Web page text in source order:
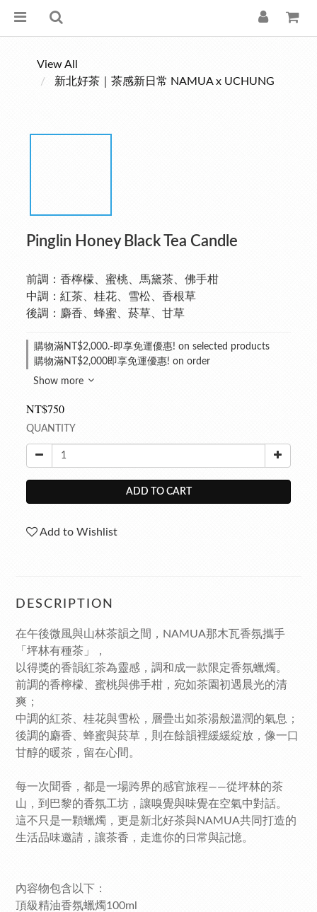
View All
新北好茶｜茶感新日常 NAMUA x UCHUNG
Pinglin Honey Black Tea Candle
前調：香檸檬、蜜桃、馬黛茶、佛手柑
中調：紅茶、桂花、雪松、香根草
後調：麝香、蜂蜜、菸草、甘草
購物滿NT$2,000.-即享免運優惠! on selected products
購物滿NT$2,000即享免運優惠! on order
Show more
NT$750
QUANTITY
ADD TO CART
Add to Wishlist
DESCRIPTION
在午後微風與山林茶韻之間，NAMUA那木瓦香氛攜手
「坪林有種茶」，
以得獎的香韻紅茶為靈感，調和成一款限定香氛蠟燭。
前調的香檸檬、蜜桃與佛手柑，宛如茶園初遇晨光的清
爽；
中調的紅茶、桂花與雪松，層疊出如茶湯般溫潤的氣息；
後調的麝香、蜂蜜與菸草，則在餘韻裡緩緩綻放，像一口
甘醇的暖茶，留在心間。
每一次聞香，都是一場跨界的感官旅程——從坪林的茶
山，到巴黎的香氛工坊，讓嗅覺與味覺在空氣中對話。
這不只是一顆蠟燭，更是新北好茶與NAMUA共同打造的
生活品味邀請，讓茶香，走進你的日常與記憶。
內容物包含以下：
頂級精油香氛蠟燭100ml